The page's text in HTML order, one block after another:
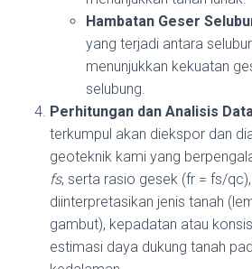
Hambatan Geser
yang terjadi antara
menunjukkan kekuatan
selubung.
Perhitungan dan Analisis
terkumpul akan diekspor dan
geoteknik kami yang
fs, serta rasio gesek (fr = fs/
diinterpretasikan jenis tanah
gambut), kepadatan atau
estimasi daya dukung tanah